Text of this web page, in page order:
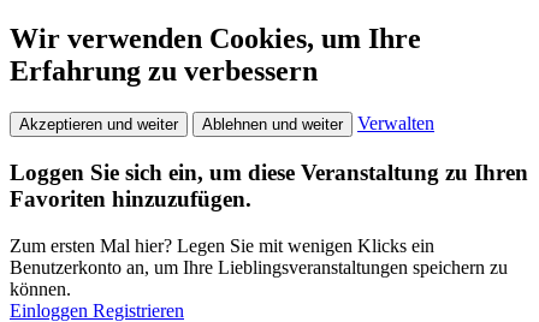
Wir verwenden Cookies, um Ihre
Erfahrung zu verbessern
Akzeptieren und weiter Ablehnen und weiter Verwalten
Loggen Sie sich ein, um diese Veranstaltung zu Ihren
Favoriten hinzuzufügen.
Zum ersten Mal hier? Legen Sie mit wenigen Klicks ein
Benutzerkonto an, um Ihre Lieblingsveranstaltungen speichern zu
können.
Einloggen Registrieren